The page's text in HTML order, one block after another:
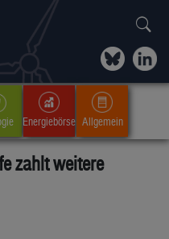
Energiebörse Allgemein
zahlt weitere